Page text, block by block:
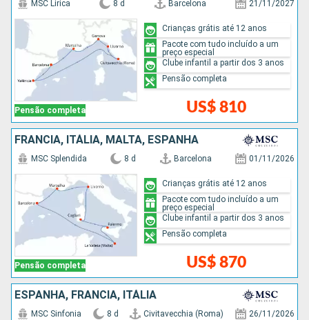
Pensão completa
MSC Lirica 8 d Barcelona 21/11/2027
US$ 810
Crianças grátis até 12 anos
Pacote com tudo incluído a um
preço especial
Clube infantil a partir dos 3 anos
Pensão completa
FRANCIA, ITÁLIA, MALTA, ESPANHA
Pensão completa
MSC Splendida 8 d Barcelona 01/11/2026
US$ 870
Crianças grátis até 12 anos
Pacote com tudo incluído a um
preço especial
Clube infantil a partir dos 3 anos
Pensão completa
ESPANHA, FRANCIA, ITÁLIA
MSC Sinfonia 8 d Civitavecchia (Roma) 26/11/2026